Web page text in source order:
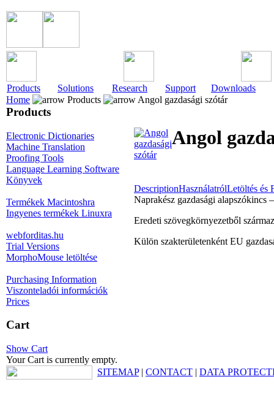
Products Solutions Research Support
Downloads
Home
Products Angol gazdasági szótár
Products
Electronic Dictionaries
Machine Translation
Proofing Tools
Language Learning Software
Könyvek
Termékek Macintoshra
Ingyenes termékek Linuxra
webforditas.hu
Trial Versions
MorphoMouse letöltése
Purchasing Information
Viszonteladói információk
Prices
Cart
Show Cart
Your Cart is currently empty.
Angol
DescriptionHasználatrólLetöltés és
Naprakész gazdasági alapszókincs
Eredeti szövegkörnyezetből
Külön szakterületenként EU
SITEMAP| CONTACT | DATA